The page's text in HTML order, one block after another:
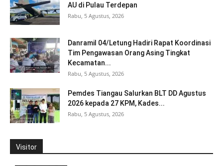
AU di Pulau Terdepan
Rabu, 5 Agustus, 2026
Danramil 04/Letung Hadiri Rapat Koordinasi
Tim Pengawasan Orang Asing Tingkat
Kecamatan...
Rabu, 5 Agustus, 2026
Pemdes Tiangau Salurkan BLT DD Agustus
2026 kepada 27 KPM, Kades...
Rabu, 5 Agustus, 2026
Visitor